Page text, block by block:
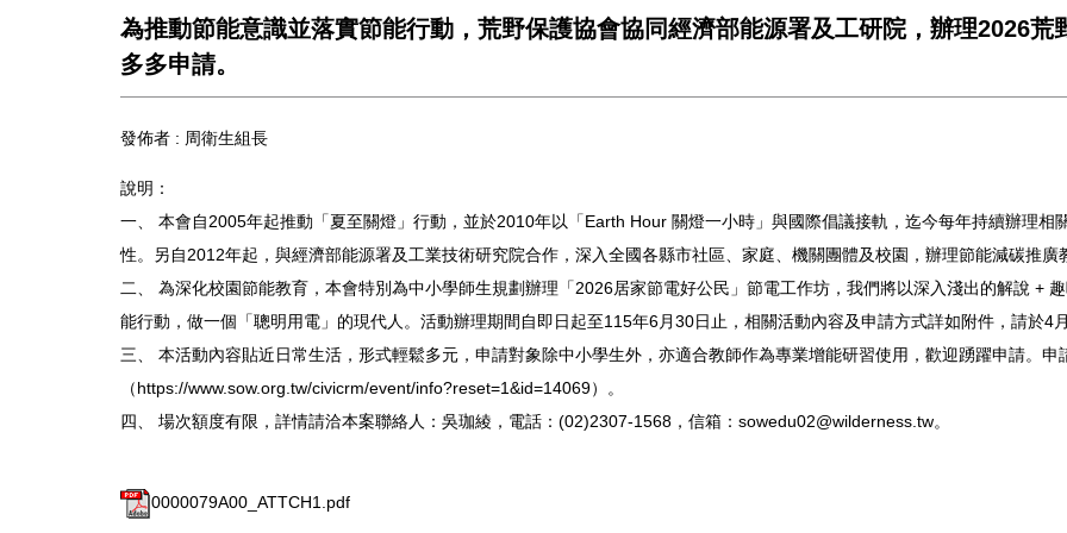
為推動節能意識並落實節能行動，荒野保護協會協同經濟部能源署及工研院，辦理2026
多多申請。
發佈者 : 周衛生組長
說明：
一、 本會自2005年起推動「夏至關燈」行動，並於2010年以「Earth Hour 關燈一小時」與國際倡議接軌，迄今每年持續辦理相
性。另自2012年起，與經濟部能源署及工業技術研究院合作，深入全國各縣市社區、家庭、機關團體及校園，辦理節能減碳推
二、 為深化校園節能教育，本會特別為中小學師生規劃辦理「2026居家節電好公民」節電工作坊，我們將以深入淺出的解說 +
能行動，做一個「聰明用電」的現代人。活動辦理期間自即日起至115年6月30日止，相關活動內容及申請方式詳如附件，請於4
三、 本活動內容貼近日常生活，形式輕鬆多元，申請對象除中小學生外，亦適合教師作為專業增能研習使用，歡迎踴躍申請。
（https://www.sow.org.tw/civicrm/event/info?reset=1&id=14069）。
四、 場次額度有限，詳情請洽本案聯絡人：吳珈綾，電話：(02)2307-1568，信箱：sowedu02@wilderness.tw。
0000079A00_ATTCH1.pdf